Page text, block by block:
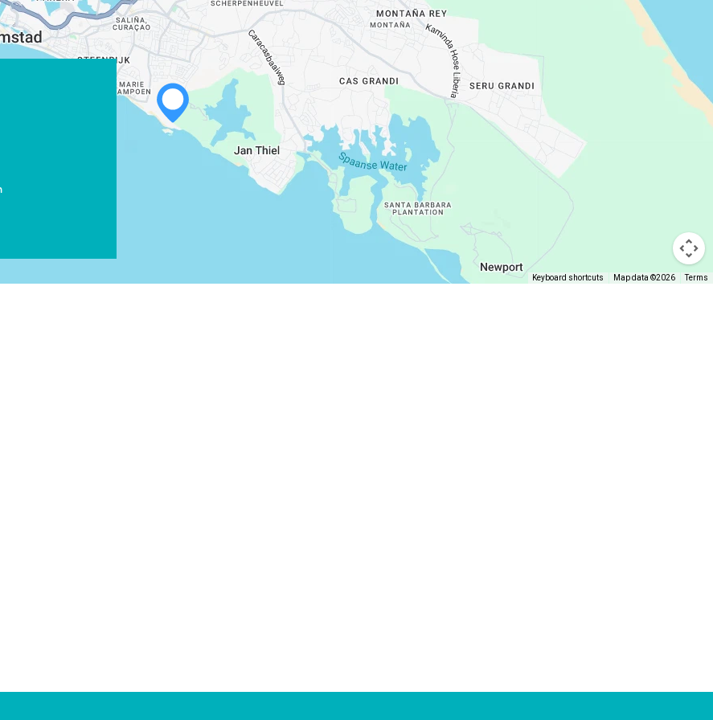
Keyboard shortcuts Map data ©2026 Terms